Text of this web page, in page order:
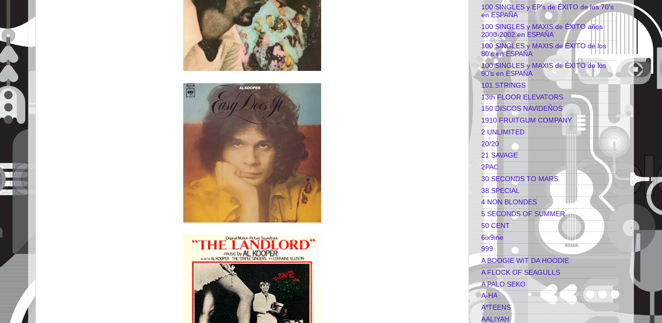
100 SINGLES y EP's de ÉXITO de los 70's
en ESPAÑA
100 SINGLES y MAXIS de ÉXITO años
2000-2002 en ESPAÑA
100 SINGLES y MAXIS de ÉXITO de los
80's en ESPAÑA
100 SINGLES y MAXIS de ÉXITO de los
90's en ESPAÑA
101 STRINGS
13th FLOOR ELEVATORS
150 DISCOS NAVIDEÑOS
1910 FRUITGUM COMPANY
2 UNLIMITED
20/20
21 SAVAGE
2PAC
30 SECONDS TO MARS
38 SPECIAL
4 NON BLONDES
5 SECONDS OF SUMMER
50 CENT
6ix9ine
999
A BOOGIE WIT DA HOODIE
A FLOCK OF SEAGULLS
A PALO SEKO
A-HA
A*TEENS
AALIYAH